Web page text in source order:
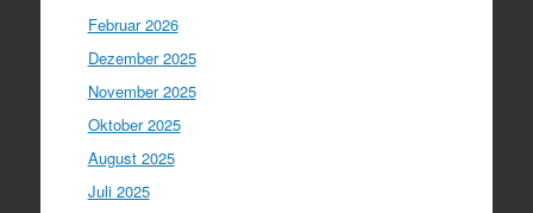
Februar 2026
Dezember 2025
November 2025
Oktober 2025
August 2025
Juli 2025